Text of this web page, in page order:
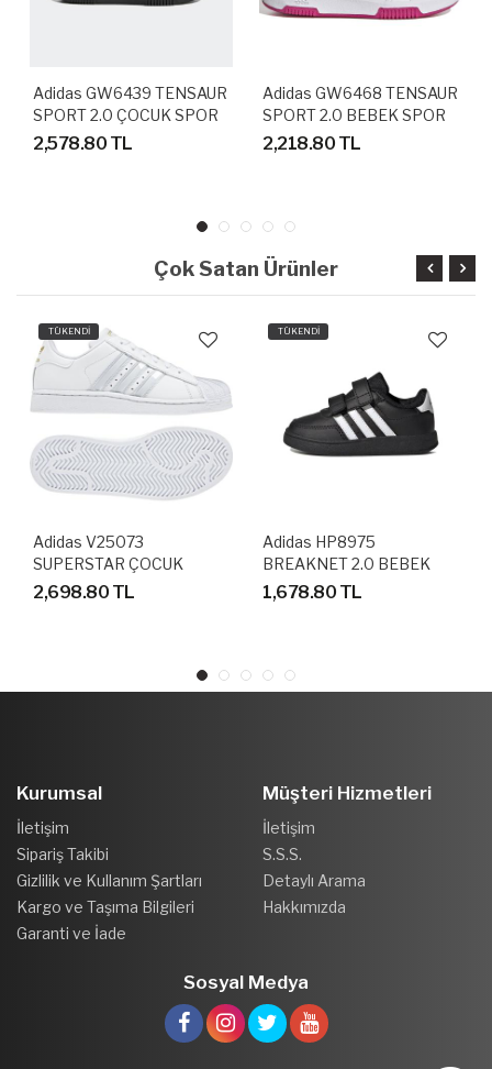
Adidas GW6439 TENSAUR
SPORT 2.0 ÇOCUK SPOR
AYAKKABI
2,578.80 TL
Adidas GW6468 TENSAUR
SPORT 2.0 BEBEK SPOR
AYAKKABI
2,218.80 TL
Çok Satan Ürünler
TÜKENDİ
Adidas V25073
SUPERSTAR ÇOCUK
AYAKKABI
2,698.80 TL
TÜKENDİ
Adidas HP8975
BREAKNET 2.0 BEBEK
SPOR AYAKKABI
1,678.80 TL
Kurumsal
İletişim
Sipariş Takibi
Gizlilik ve Kullanım Şartları
Kargo ve Taşıma Bilgileri
Garanti ve İade
Müşteri Hizmetleri
İletişim
S.S.S.
Detaylı Arama
Hakkımızda
Sosyal Medya